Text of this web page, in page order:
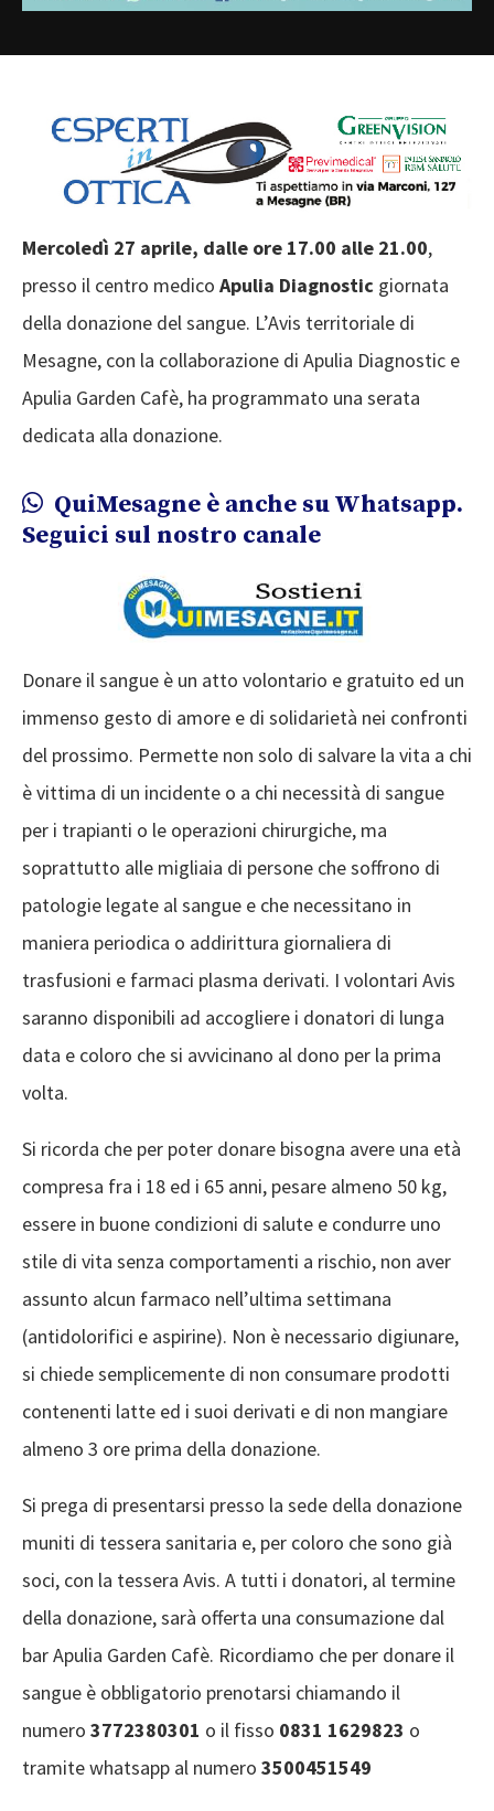
Mercoledì 27 aprile, dalle ore 17.00 alle 21.00,
presso il centro medico Apulia Diagnostic giornata
della donazione del sangue. L’Avis territoriale di
Mesagne, con la collaborazione di Apulia Diagnostic e
Apulia Garden Cafè, ha programmato una serata
dedicata alla donazione.
QuiMesagne è anche su Whatsapp.
Seguici sul nostro canale
Donare il sangue è un atto volontario e gratuito ed un
immenso gesto di amore e di solidarietà nei confronti
del prossimo. Permette non solo di salvare la vita a chi
è vittima di un incidente o a chi necessità di sangue
per i trapianti o le operazioni chirurgiche, ma
soprattutto alle migliaia di persone che soffrono di
patologie legate al sangue e che necessitano in
maniera periodica o addirittura giornaliera di
trasfusioni e farmaci plasma derivati. I volontari Avis
saranno disponibili ad accogliere i donatori di lunga
data e coloro che si avvicinano al dono per la prima
volta.
Si ricorda che per poter donare bisogna avere una età
compresa fra i 18 ed i 65 anni, pesare almeno 50 kg,
essere in buone condizioni di salute e condurre uno
stile di vita senza comportamenti a rischio, non aver
assunto alcun farmaco nell’ultima settimana
(antidolorifici e aspirine). Non è necessario digiunare,
si chiede semplicemente di non consumare prodotti
contenenti latte ed i suoi derivati e di non mangiare
almeno 3 ore prima della donazione.
Si prega di presentarsi presso la sede della donazione
muniti di tessera sanitaria e, per coloro che sono già
soci, con la tessera Avis. A tutti i donatori, al termine
della donazione, sarà offerta una consumazione dal
bar Apulia Garden Cafè. Ricordiamo che per donare il
sangue è obbligatorio prenotarsi chiamando il
numero 3772380301 o il fisso 0831 1629823 o
tramite whatsapp al numero 3500451549